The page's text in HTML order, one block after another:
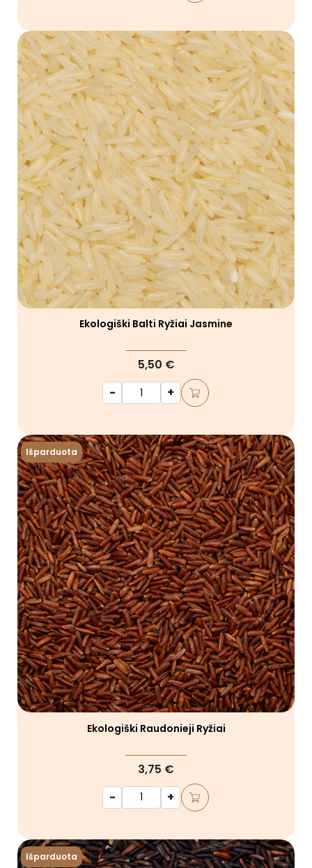
Ekologiški Balti Ryžiai Jasmine
5,50 €
-
+
Ekologiški Raudonieji Ryžiai
3,75 €
-
+
Išparduota
Išparduota